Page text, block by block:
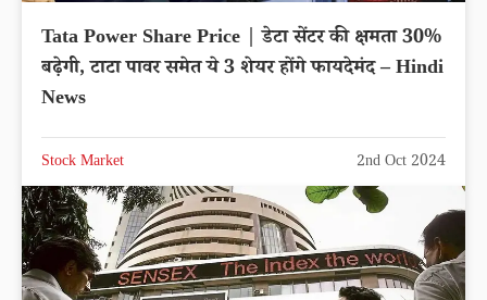
Tata Power Share Price | डेटा सेंटर की क्षमता 30%
बढ़ेगी, टाटा पावर समेत ये 3 शेयर होंगे फायदेमंद – Hindi
News
Stock Market 2nd Oct 2024